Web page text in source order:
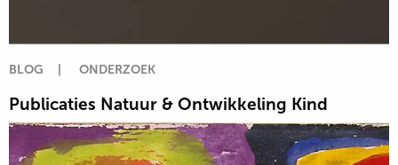
BLOG ONDERZOEK
Publicaties Natuur & Ontwikkeling Kind
Lees
meer